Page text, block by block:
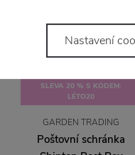
SLEVA 20 % S KÓDEM:
LÉTO20
GARDEN TRADING
Poštovní schránka
Nastavení